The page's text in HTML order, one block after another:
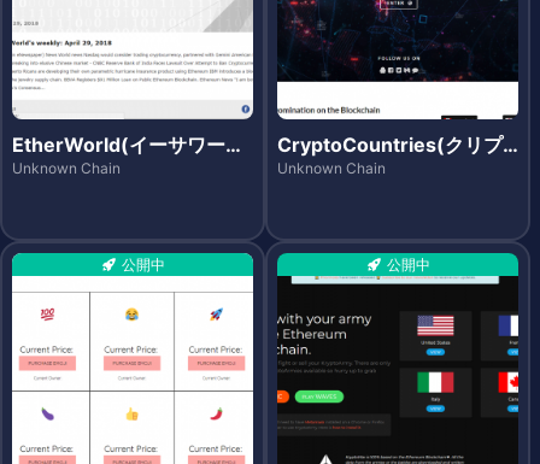
EtherWorld(イーサワール
ド)
Unknown Chain
CryptoCountries(クリプ
トカントリーズ)
Unknown Chain
公開中 公開中